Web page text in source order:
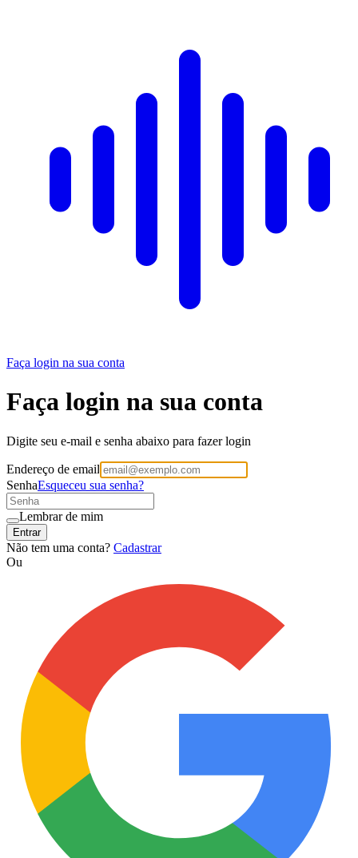
Faça login na sua conta
Faça login na sua conta
Digite seu e-mail e senha abaixo para fazer login
Endereço de email
SenhaEsqueceu sua senha?
Lembrar de mim
Entrar
Não tem uma conta? Cadastrar
Ou